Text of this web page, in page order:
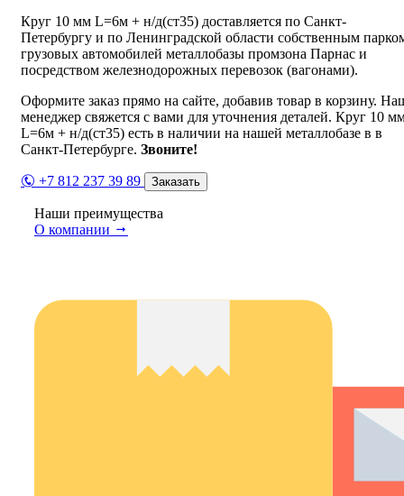
Круг 10 мм L=6м + н/д(ст35) доставляется по Санкт-
Петербургу и по Ленинградской области собственным
грузовых автомобилей металлобазы промзона Парнас и
посредством железнодорожных перевозок (вагонами).
Оформите заказ прямо на сайте, добавив товар в корзину.
менеджер свяжется с вами для уточнения деталей. Круг 10
L=6м + н/д(ст35) есть в наличии на нашей металлобазе в в
Санкт-Петербурге. Звоните!
+7 812 237 39 89 Заказать
Наши преимущества
О компании